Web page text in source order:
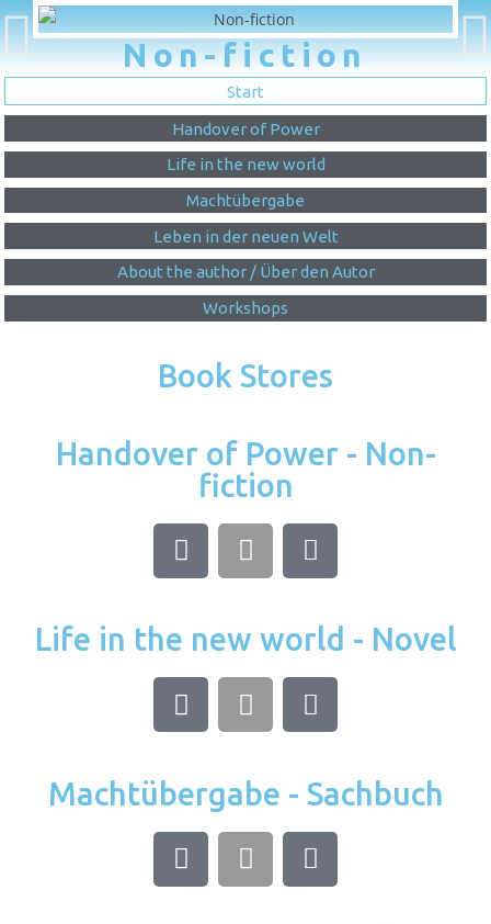
Non-fiction
Start
Handover of Power
Life in the new world
Machtübergabe
Leben in der neuen Welt
About the author / Über den Autor
Workshops
Book Stores
Handover of Power - Non-
fiction
Life in the new world - Novel
Machtübergabe - Sachbuch